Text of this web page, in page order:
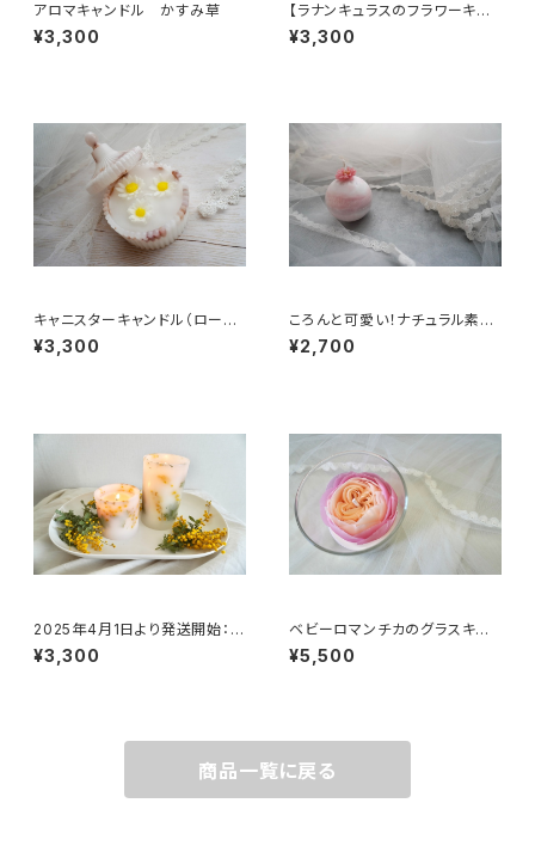
アロマキャンドル かすみ草
¥3,300
【ラナンキュラスのフラワーキャ
ンドル｜天然蜜蝋×ラベンダー
ローズの香り】
¥3,300
キャニスターキャンドル（ローズ・
ラベンダー）
¥3,300
ころんと可愛い！ナチュラル素材
のアロマパームキャンドル
¥2,700
2025年4月1日より発送開始：ミ
モザのボタニカルキャンドル
¥3,300
ベビーロマンチカのグラスキャ
ンドル
¥5,500
商品一覧に戻る